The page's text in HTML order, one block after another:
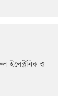
ইলেক্ট্রনিক ও